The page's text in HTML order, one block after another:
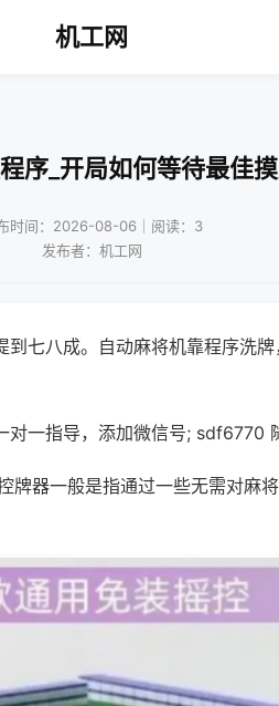
机工网
序_开局如何等待最佳
时间：2026-08-06｜阅读：3
发布者：机工网
七八成。自动麻将机靠程序洗
一指导，添加微信号; sdf6770
牌器一般是指通过一些无需对麻